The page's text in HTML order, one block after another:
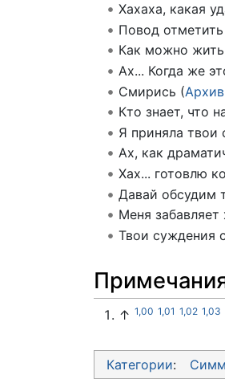
Хахаха, какая
Повод
Как можно
Ах... Когда же
Смирись (
Кто знает, что
Я приняла твои
Ах, как
Хах... готовлю
Давай обсудим
Меня
Твои суждения
↑ 1,00 1,01 1,02 1,03
Категории: